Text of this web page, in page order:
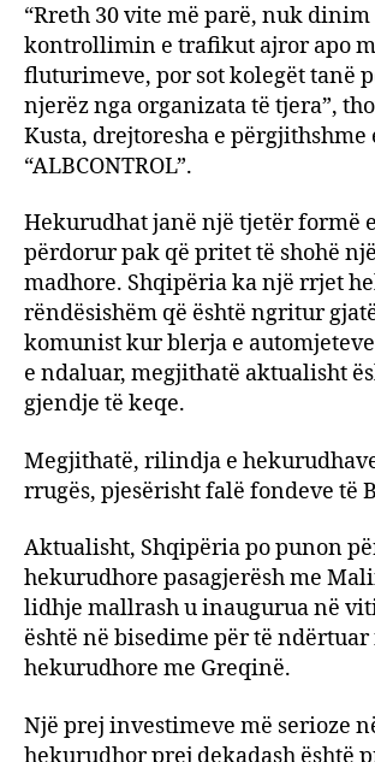
“Rreth 30 vite më parë, nuk
kontrollimin e trafikut ajror apo
fluturimeve, por sot kolegët tanë
njerëz nga organizata të tjera”,
Kusta, drejtoresha e përgjithshme
“ALBCONTROL”.
Hekurudhat janë një tjetër formë
përdorur pak që pritet të shohë
madhore. Shqipëria ka një rrjet
rëndësishëm që është ngritur
komunist kur blerja e
e ndaluar, megjithatë aktualisht
gjendje të keqe.
Megjithatë, rilindja e
rrugës, pjesërisht falë fondeve të
Aktualisht, Shqipëria po punon
hekurudhore pasagjerësh me
lidhje mallrash u inaugurua në
është në bisedime për të
hekurudhore me Greqinë.
Një prej investimeve më serioze
hekurudhor prej dekadash është